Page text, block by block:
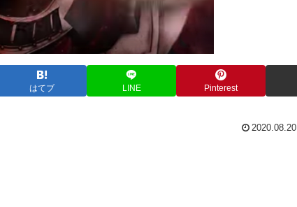
はてブ LINE Pinterest
2020.08.20